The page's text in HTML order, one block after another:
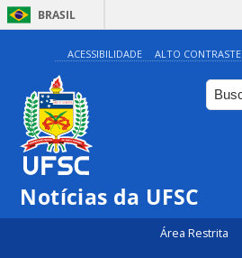
BRASIL
ACESSIBILIDADE ALTO CONTRASTE
Notícias da UFSC
Área Restrita